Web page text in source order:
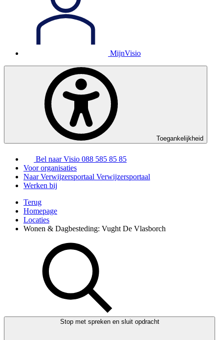
MijnVisio
Toegankelijkheid
Bel naar Visio 088 585 85 85
Voor organisaties
Naar Verwijzersportaal Verwijzersportaal
Werken bij
Terug
Homepage
Locaties
Wonen & Dagbesteding: Vught De Vlasborch
Stop met spreken en sluit opdracht